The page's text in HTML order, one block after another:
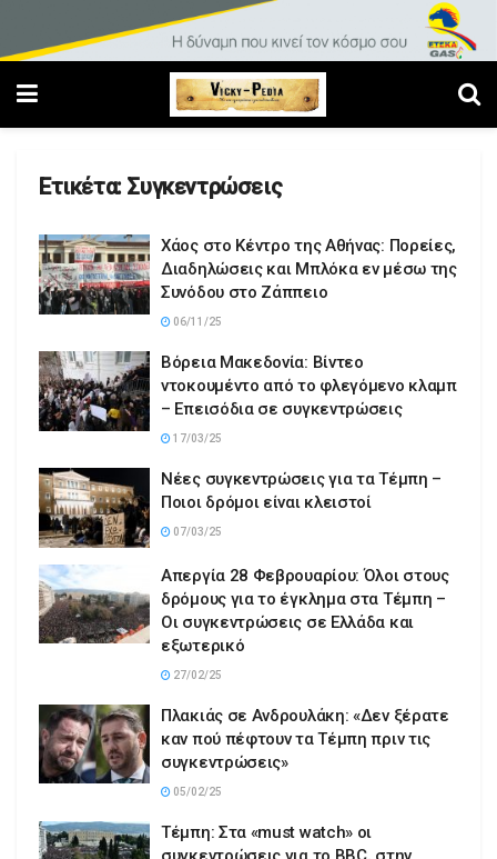
Ετικέτα: Συγκεντρώσεις
Χάος στο Κέντρο της Αθήνας: Πορείες,
Διαδηλώσεις και Μπλόκα εν μέσω της
Συνόδου στο Ζάππειο
06/11/25
Βόρεια Μακεδονία: Βίντεο
ντοκουμέντο από το φλεγόμενο κλαμπ
– Επεισόδια σε συγκεντρώσεις
17/03/25
Νέες συγκεντρώσεις για τα Τέμπη –
Ποιοι δρόμοι είναι κλειστοί
07/03/25
Απεργία 28 Φεβρουαρίου: Όλοι στους
δρόμους για το έγκλημα στα Τέμπη –
Οι συγκεντρώσεις σε Ελλάδα και
εξωτερικό
27/02/25
Πλακιάς σε Ανδρουλάκη: «Δεν ξέρατε
καν πού πέφτουν τα Τέμπη πριν τις
συγκεντρώσεις»
05/02/25
Τέμπη: Στα «must watch» οι